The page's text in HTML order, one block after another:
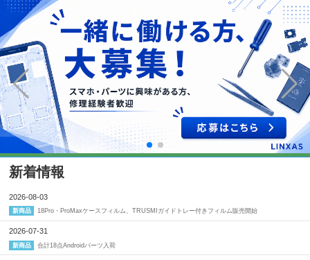
新着情報
2026-08-03
新商品 18Pro・ProMaxケースフィルム、TRUSMIガイドトレー付きフィルム販売開始
2026-07-31
新商品 合計18点Androidパーツ入荷